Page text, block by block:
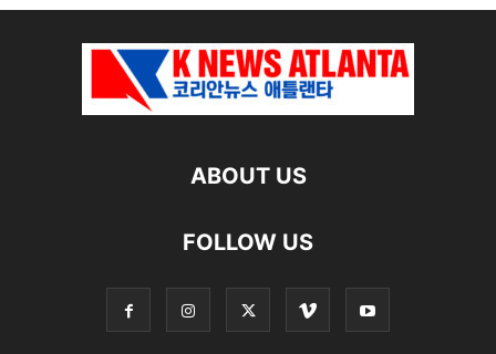
ABOUT US
FOLLOW US